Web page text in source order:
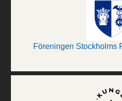
Föreningen Stockholms